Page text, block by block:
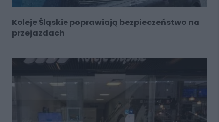
Koleje Śląskie poprawiają bezpieczeństwo na
przejazdach